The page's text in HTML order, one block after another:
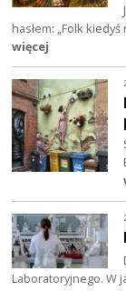
hasłem: „Folk
więcej
Laboratoryjnego. W